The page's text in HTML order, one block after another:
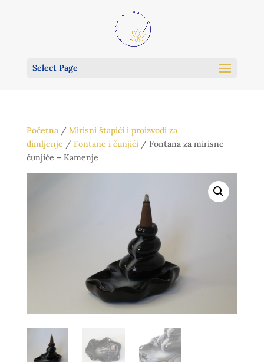
Select Page
Početna/ Mirisni štapići i proizvodi za
dimljenje / Fontane i čunjići/ Fontana za mirisne
čunjiće – Kamenje